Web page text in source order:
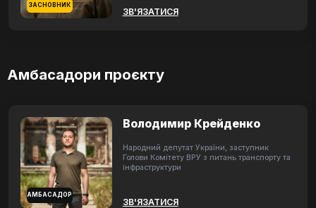
ЗАСНОВНИК
ЗВ'ЯЗАТИСЯ
Амбасадори проєкту
АМБАСАДОР
Володимир Крейденко
Народний депутат України, заступник
Голови Комітету ВРУ з питань транспорту та
інфраструктури
ЗВ'ЯЗАТИСЯ